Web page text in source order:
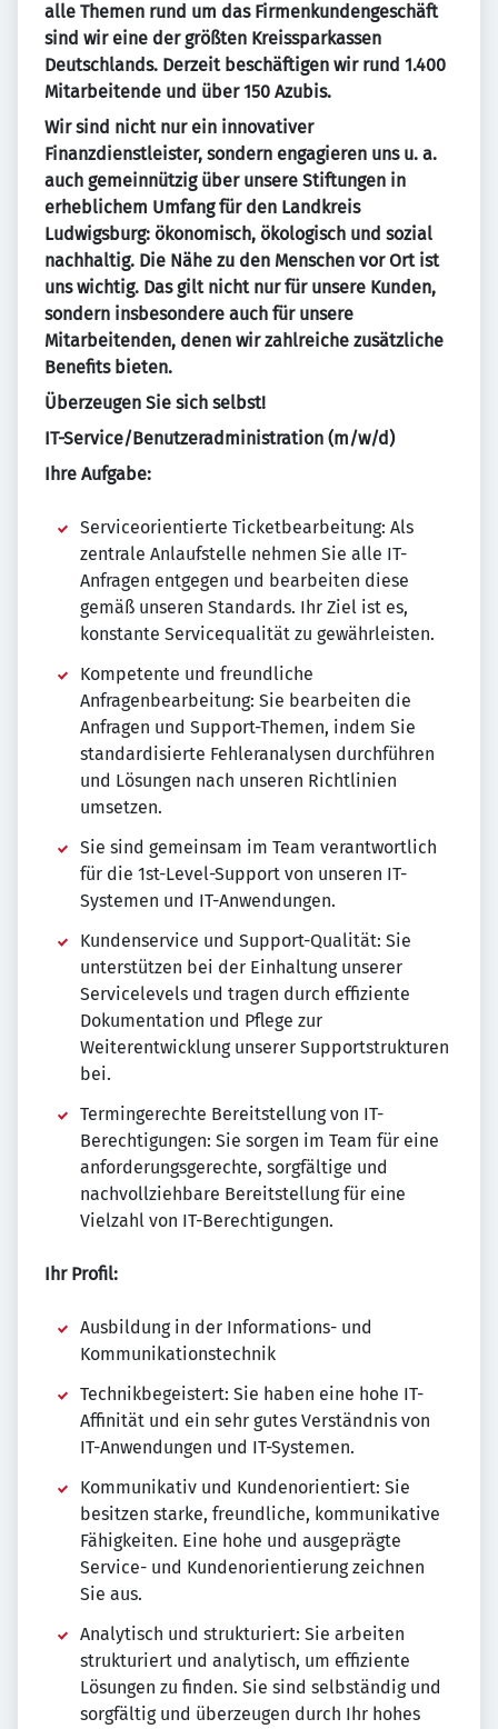
alle Themen rund um das Firmenkundengeschäft
sind wir eine der größten Kreissparkassen
Deutschlands. Derzeit beschäftigen wir rund 1.400
Mitarbeitende und über 150 Azubis.
Wir sind nicht nur ein innovativer
Finanzdienstleister, sondern engagieren uns u. a.
auch gemeinnützig über unsere Stiftungen in
erheblichem Umfang für den Landkreis
Ludwigsburg: ökonomisch, ökologisch und sozial
nachhaltig. Die Nähe zu den Menschen vor Ort ist
uns wichtig. Das gilt nicht nur für unsere Kunden,
sondern insbesondere auch für unsere
Mitarbeitenden, denen wir zahlreiche zusätzliche
Benefits bieten.
Überzeugen Sie sich selbst!
IT-Service/Benutzeradministration (m/w/d)
Ihre Aufgabe:
Serviceorientierte Ticketbearbeitung: Als
zentrale Anlaufstelle nehmen Sie alle IT-
Anfragen entgegen und bearbeiten diese
gemäß unseren Standards. Ihr Ziel ist es,
konstante Servicequalität zu gewährleisten.
Kompetente und freundliche
Anfragenbearbeitung: Sie bearbeiten die
Anfragen und Support-Themen, indem Sie
standardisierte Fehleranalysen durchführen
und Lösungen nach unseren Richtlinien
umsetzen.
Sie sind gemeinsam im Team verantwortlich
für die 1st-Level-Support von unseren IT-
Systemen und IT-Anwendungen.
Kundenservice und Support-Qualität: Sie
unterstützen bei der Einhaltung unserer
Servicelevels und tragen durch effiziente
Dokumentation und Pflege zur
Weiterentwicklung unserer Supportstrukturen
bei.
Termingerechte Bereitstellung von IT-
Berechtigungen: Sie sorgen im Team für eine
anforderungsgerechte, sorgfältige und
nachvollziehbare Bereitstellung für eine
Vielzahl von IT-Berechtigungen.
Ihr Profil:
Ausbildung in der Informations- und
Kommunikationstechnik
Technikbegeistert: Sie haben eine hohe IT-
Affinität und ein sehr gutes Verständnis von
IT-Anwendungen und IT-Systemen.
Kommunikativ und Kundenorientiert: Sie
besitzen starke, freundliche, kommunikative
Fähigkeiten. Eine hohe und ausgeprägte
Service- und Kundenorientierung zeichnen
Sie aus.
Analytisch und strukturiert: Sie arbeiten
strukturiert und analytisch, um effiziente
Lösungen zu finden. Sie sind selbständig und
sorgfältig und überzeugen durch Ihr hohes